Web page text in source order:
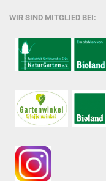
WIR SIND MITGLIED BEI: